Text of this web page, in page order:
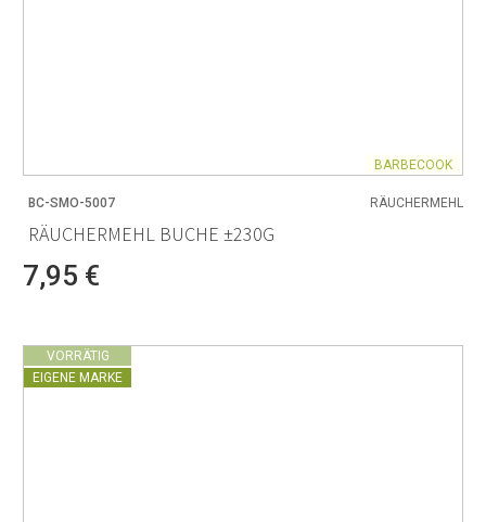
BARBECOOK
BC-SMO-5007 RÄUCHERMEHL
RÄUCHERMEHL BUCHE ±230G
7,95 €
VORRÄTIG
EIGENE MARKE